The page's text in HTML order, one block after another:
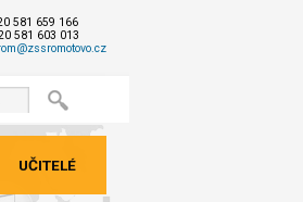
581 659 166
581 603 013
UČITELÉ